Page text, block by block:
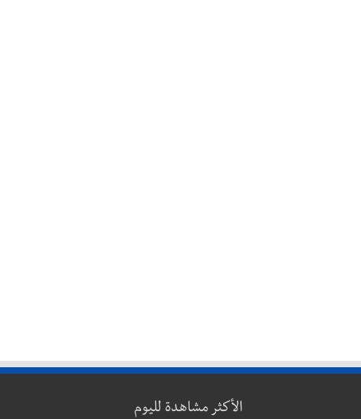
الأكثر مشاهدة لليوم